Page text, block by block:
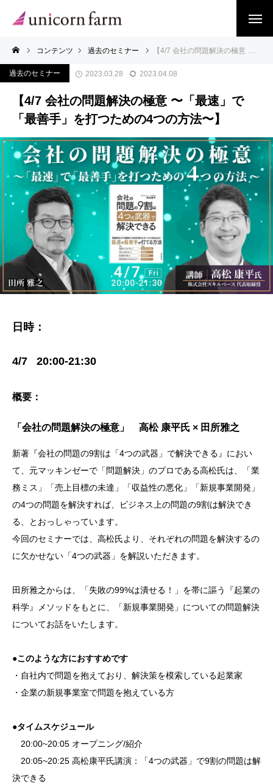
コンテンツ 過去のセミナー 【4/7 会社の問題解決の極意 〜「最速」で「最善手」を打つための4つの方法〜】
過去のセミナー 2023.03.28 2023.04.08
【4/7 会社の問題解決の極意 〜「最速」で
「最善手」を打つための4つの方法〜】
日時：
4/7 20:00-21:30
概要：
「会社の問題解決の極意」 高松 康平氏 × 田所雅之
新著『会社の問題の9割は「4つの武器」で解決できる』におい
て、元マッキンゼーで「問題解決」のプロである高松氏は、「業
務ミス」「売上目標の未達」「収益性の悪化」「新規事業開発」
の4つの問題を解決すれば、ビジネス上の問題の9割は解決でき
る、とおっしゃっています。
今回のセミナーでは、高松氏より、それぞれの問題を解決するの
に欠かせない「4つの武器」を解説いただきます。
田所雅之からは、「失敗の99%は潰せる！」を帯に謳う『起業の
科学』メソッドをもとに、「新規事業開発」についての問題解決
についてお話をいたします。
●このような方におすすめです
・自社内で問題を抱えており、解決策を模索している起業家
・企業の新規事業室で問題を抱えている方
●タイムスケジュール
20:00~20:05 オープニング/紹介
20:05~20:25 高松康平氏講演：「4つの武器」で9割の問題は解
決できる